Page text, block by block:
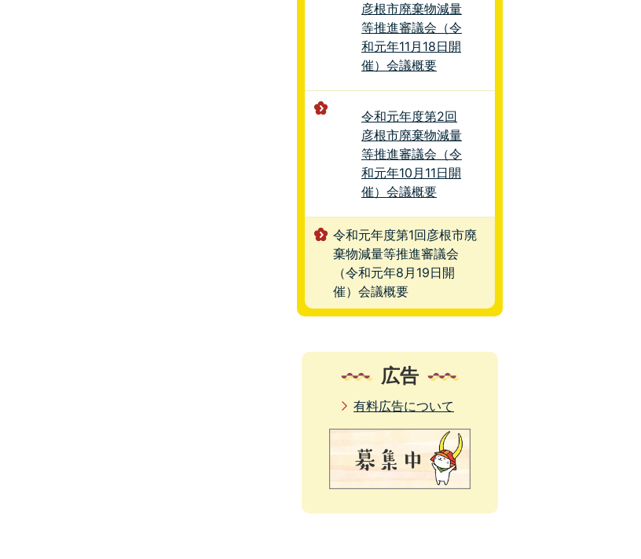
彦根市廃棄物減量
等推進審議会（令
和元年11月18日開
催）会議概要
令和元年度第2回
彦根市廃棄物減量
等推進審議会（令
和元年10月11日開
催）会議概要
令和元年度第1回彦根市廃
棄物減量等推進審議会
（令和元年8月19日開
催）会議概要
広告
有料広告について